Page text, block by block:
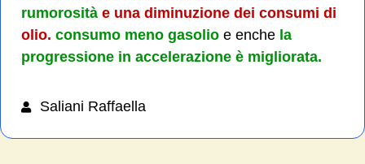
rumorosità e una diminuzione dei consumi di
olio. consumo meno gasolio e enche la
progressione in accelerazione è migliorata.
Saliani Raffaella